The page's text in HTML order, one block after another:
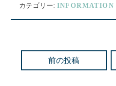
カテゴリー: INFORMATION
前の投稿